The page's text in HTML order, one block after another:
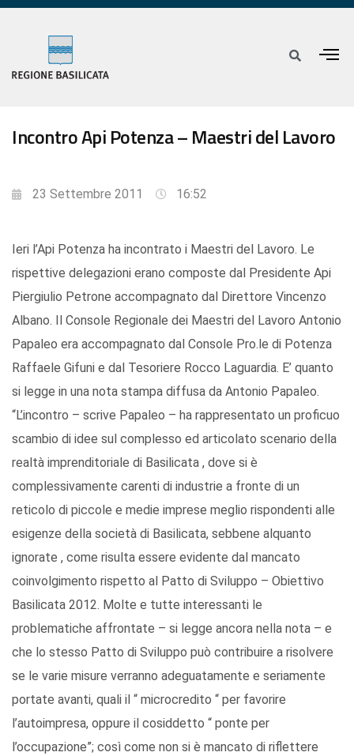
Incontro Api Potenza – Maestri del Lavoro
23 Settembre 2011 16:52
Ieri l’Api Potenza ha incontrato i Maestri del Lavoro. Le
rispettive delegazioni erano composte dal Presidente Api
Piergiulio Petrone accompagnato dal Direttore Vincenzo
Albano. Il Console Regionale dei Maestri del Lavoro Antonio
Papaleo era accompagnato dal Console Pro.le di Potenza
Raffaele Gifuni e dal Tesoriere Rocco Laguardia. E’ quanto
si legge in una nota stampa diffusa da Antonio Papaleo.
“L’incontro – scrive Papaleo – ha rappresentato un proficuo
scambio di idee sul complesso ed articolato scenario della
realtà imprenditoriale di Basilicata , dove si è
complessivamente carenti di industrie a fronte di un
reticolo di piccole e medie imprese meglio rispondenti alle
esigenze della società di Basilicata, sebbene alquanto
ignorate , come risulta essere evidente dal mancato
coinvolgimento rispetto al Patto di Sviluppo – Obiettivo
Basilicata 2012. Molte e tutte interessanti le
problematiche affrontate – si legge ancora nella nota – e
che lo stesso Patto di Sviluppo può contribuire a risolvere
se le varie misure verranno adeguatamente e seriamente
portate avanti, quali il “ microcredito “ per favorire
l’autoimpresa, oppure il cosiddetto “ ponte per
l’occupazione”; così come non si è mancato di riflettere